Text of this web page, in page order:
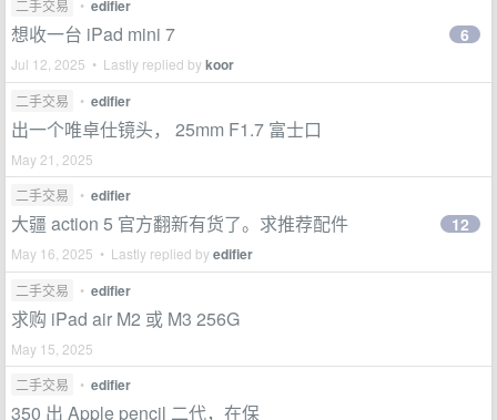
二手交易 • edifier
想收一台 iPad mini 7
Jul 12, 2025 • Lastly replied bykoor
6
二手交易 • edifier
出一个唯卓仕镜头， 25mm F1.7 富士口
May 21, 2025
二手交易
• edifier
大疆 action 5 官方翻新有货了。求推荐配件
May 16, 2025 • Lastly replied byedifier
12
二手交易 • edifier
求购 iPad air M2 或 M3 256G
May 15, 2025
二手交易
• edifier
350 出 Apple pencil 二代，在保